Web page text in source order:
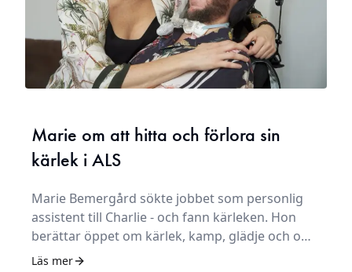
Marie om att hitta och förlora sin
kärlek i ALS
Marie Bemergård sökte jobbet som personlig
assistent till Charlie - och fann kärleken. Hon
berättar öppet om kärlek, kamp, glädje och om
sorgen när Charlie till slut somnade in i
Läs mer